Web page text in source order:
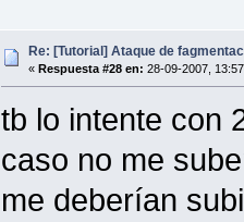
Re: [Tutorial] Ataque de
« Respuesta #28 en: 28-09-2007,
tb lo intente con
caso no me
me deberían